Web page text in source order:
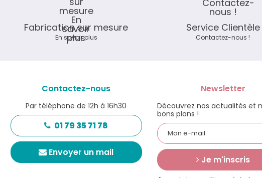
Fabrication sur mesure
En savoir plus
Service Clientèle
Contactez-nous !
Contactez-nous
Par téléphone de 12h à 16h30
01 79 35 71 78
Envoyer un mail
Newsletter
Découvrez nos actualités et
bons plans !
Je m'inscris